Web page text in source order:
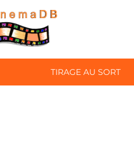
TIRAGE AU SORT